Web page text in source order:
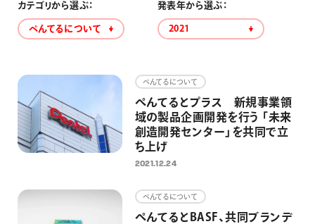
ブラッシュ（筆）
その他
採用情報
運営会社
カテゴリから選ぶ：
ぺんてるについて
発表年から選ぶ：
2021
ぺんてるについて
ぺんてるとプラス 新規事業領
域の製品企画開発を行う 「未来
創造開発センター」を共同で立
ち上げ
2021.12.24
ぺんてるについて
ぺんてるとBASF、共同ブランデ